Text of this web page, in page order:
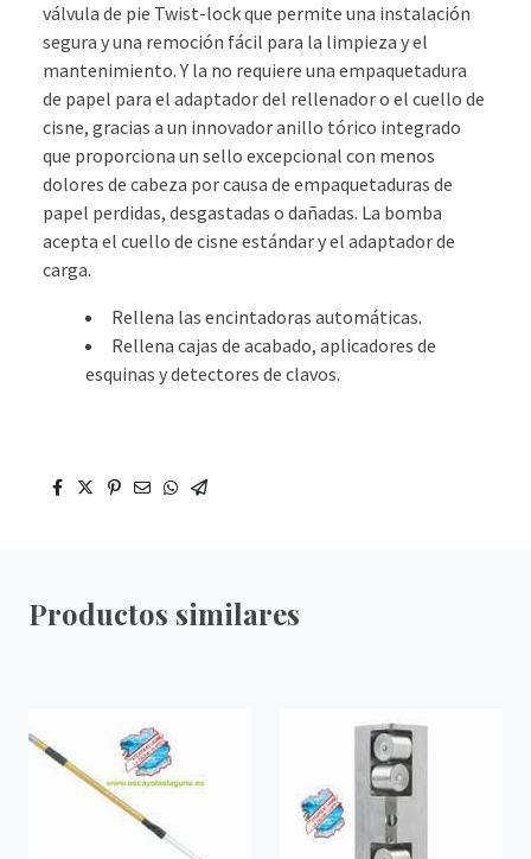
válvula de pie Twist-lock que permite una instalación
segura y una remoción fácil para la limpieza y el
mantenimiento. Y la no requiere una empaquetadura
de papel para el adaptador del rellenador o el cuello de
cisne, gracias a un innovador anillo tórico integrado
que proporciona un sello excepcional con menos
dolores de cabeza por causa de empaquetaduras de
papel perdidas, desgastadas o dañadas. La bomba
acepta el cuello de cisne estándar y el adaptador de
carga.
Rellena las encintadoras automáticas.
Rellena cajas de acabado, aplicadores de
esquinas y detectores de clavos.
Productos similares